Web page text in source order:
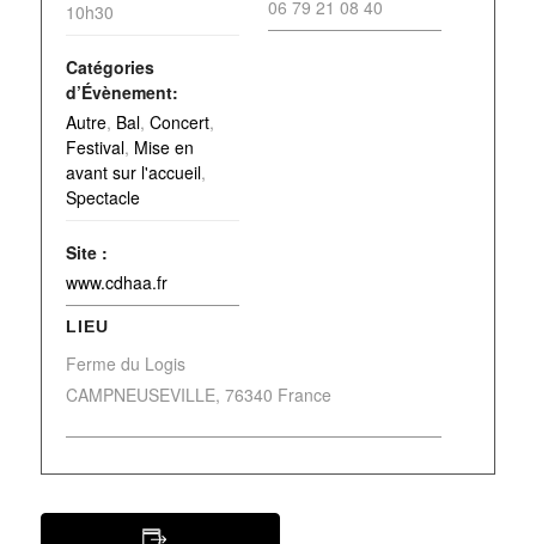
10h30
Catégories
d’Évènement:
Autre, Bal, Concert,
Festival, Mise en
avant sur l'accueil,
Spectacle
Site :
www.cdhaa.fr
LIEU
Ferme du Logis
CAMPNEUSEVILLE, 76340 France
06 79 21 08 40